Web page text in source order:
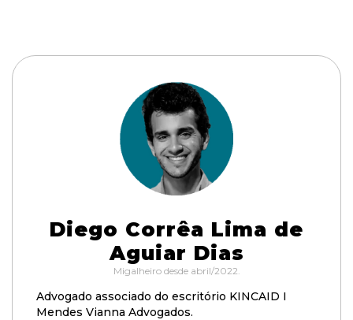
Diego Corrêa Lima de
Aguiar Dias
Migalheiro desde abril/2022.
Advogado associado do escritório KINCAID I
Mendes Vianna Advogados.